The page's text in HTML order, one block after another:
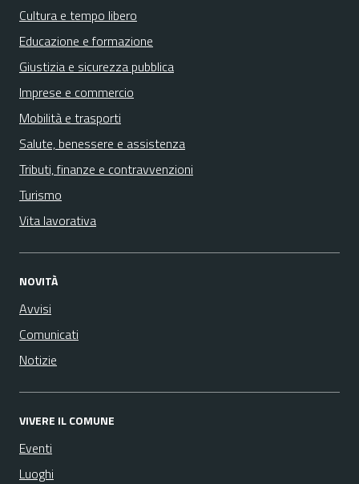
Cultura e tempo libero
Educazione e formazione
Giustizia e sicurezza pubblica
Imprese e commercio
Mobilità e trasporti
Salute, benessere e assistenza
Tributi, finanze e contravvenzioni
Turismo
Vita lavorativa
NOVITÀ
Avvisi
Comunicati
Notizie
VIVERE IL COMUNE
Eventi
Luoghi